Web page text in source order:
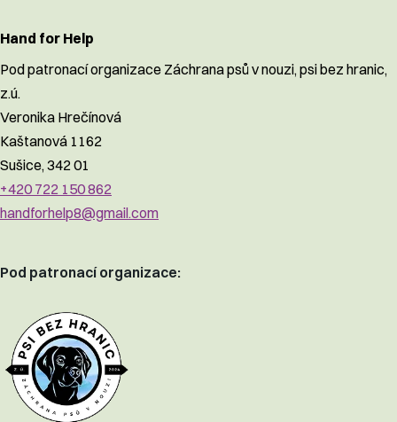
Hand for Help
Pod patronací organizace Záchrana psů v nouzi, psi bez hranic,
z.ú.
Veronika Hrečínová
Kaštanová 1162
Sušice, 342 01
+420 722 150 862
handforhelp8@gmail.com
Pod patronací organizace: